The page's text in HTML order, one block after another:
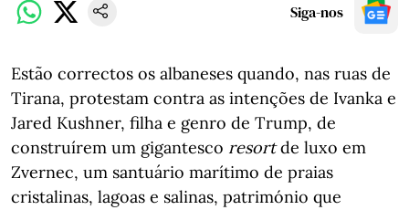
Siga-nos
Estão correctos os albaneses quando, nas ruas de
Tirana, protestam contra as intenções de Ivanka e
Jared Kushner, filha e genro de Trump, de
construírem um gigantesco resortde luxo em
Zvernec, um santuário marítimo de praias
cristalinas, lagoas e salinas, património que